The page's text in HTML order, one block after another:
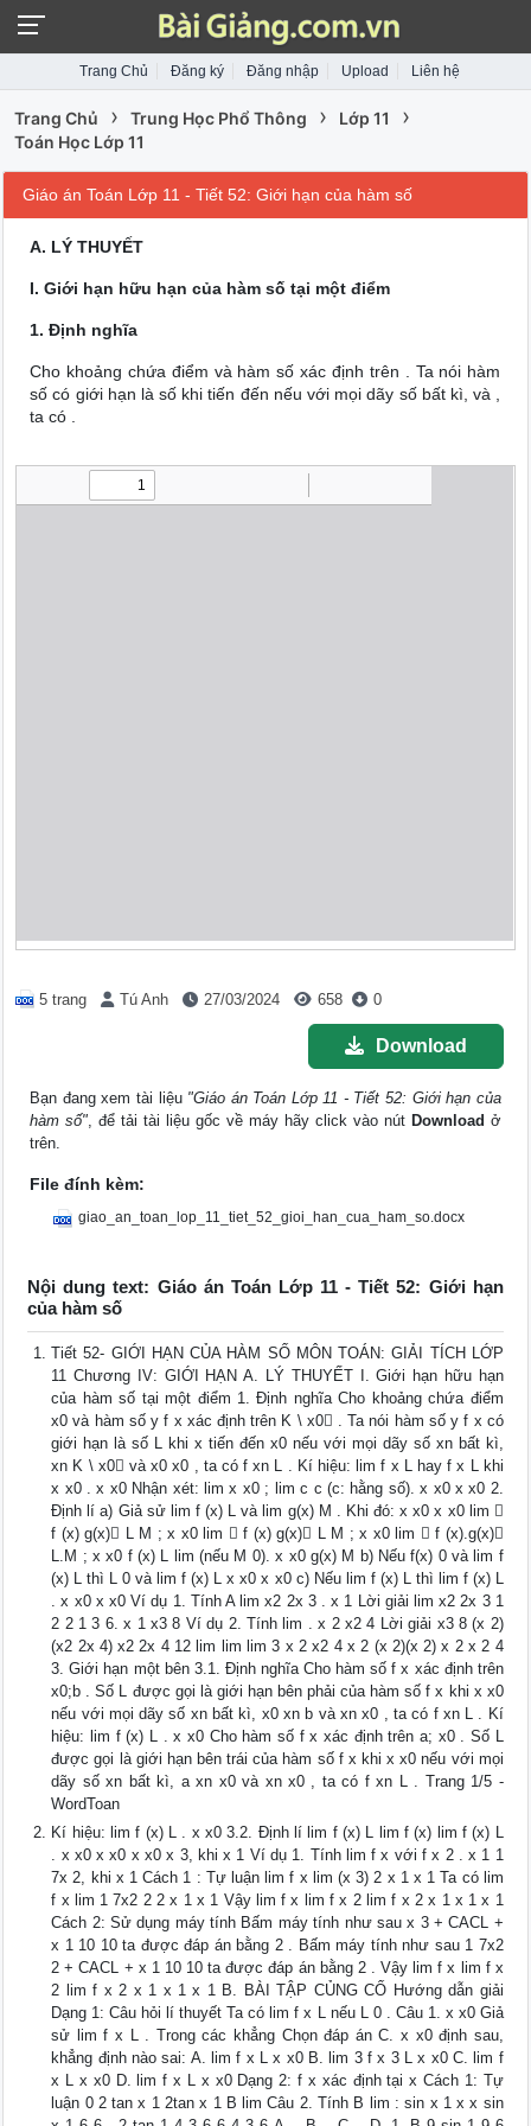
Trang Chủ Đăng ký Đăng nhập Upload Liên hệ
Trang Chủ › Trung Học Phổ Thông › Lớp 11 ›
Toán Học Lớp 11
Giáo án Toán Lớp 11 - Tiết 52: Giới hạn của hàm số
A. LÝ THUYẾT
I. Giới hạn hữu hạn của hàm số tại một điểm
1. Định nghĩa
Cho khoảng chứa điểm và hàm số xác định trên . Ta nói hàm
số có giới hạn là số khi tiến đến nếu với mọi dãy số bất kì, và ,
ta có .
5 trang Tú Anh 27/03/2024 658 0
Download
Bạn đang xem tài liệu "Giáo án Toán Lớp 11 - Tiết 52: Giới hạn của
hàm số", để tải tài liệu gốc về máy hãy click vào nút Download ở
trên.
File đính kèm:
giao_an_toan_lop_11_tiet_52_gioi_han_cua_ham_so.docx
Nội dung text: Giáo án Toán Lớp 11 - Tiết 52: Giới hạn
của hàm số
Tiết 52- GIỚI HẠN CỦA HÀM SỐ MÔN TOÁN: GIẢI TÍCH LỚP
11 Chương IV: GIỚI HẠN A. LÝ THUYẾT I. Giới hạn hữu hạn
của hàm số tại một điểm 1. Định nghĩa Cho khoảng chứa điểm
x0 và hàm số y f x xác định trên K \ x0 . Ta nói hàm số y f x có
giới hạn là số L khi x tiến đến x0 nếu với mọi dãy số xn bất kì,
xn K \ x0 và x0 x0 , ta có f xn L . Kí hiệu: lim f x L hay f x L khi
x x0 . x x0 Nhận xét: lim x x0 ; lim c c (c: hằng số). x x0 x x0 2.
Định lí a) Giả sử lim f (x) L và lim g(x) M . Khi đó: x x0 x x0 lim 
f (x) g(x) L M ; x x0 lim  f (x) g(x) L M ; x x0 lim  f (x).g(x)
L.M ; x x0 f (x) L lim (nếu M 0). x x0 g(x) M b) Nếu f(x) 0 và lim f
(x) L thì L 0 và lim f (x) L x x0 x x0 c) Nếu lim f (x) L thì lim f (x) L
. x x0 x x0 Ví dụ 1. Tính A lim x2 2x 3 . x 1 Lời giải lim x2 2x 3 1
2 2 1 3 6. x 1 x3 8 Ví dụ 2. Tính lim . x 2 x2 4 Lời giải x3 8 (x 2)
(x2 2x 4) x2 2x 4 12 lim lim lim 3 x 2 x2 4 x 2 (x 2)(x 2) x 2 x 2 4
3. Giới hạn một bên 3.1. Định nghĩa Cho hàm số f x xác định trên
x0;b . Số L được gọi là giới hạn bên phải của hàm số f x khi x x0
nếu với mọi dãy số xn bất kì, x0 xn b và xn x0 , ta có f xn L . Kí
hiệu: lim f (x) L . x x0 Cho hàm số f x xác định trên a; x0 . Số L
được gọi là giới hạn bên trái của hàm số f x khi x x0 nếu với mọi
dãy số xn bất kì, a xn x0 và xn x0 , ta có f xn L . Trang 1/5 -
WordToan
Kí hiệu: lim f (x) L . x x0 3.2. Định lí lim f (x) L lim f (x) lim f (x) L
. x x0 x x0 x x0 x 3, khi x 1 Ví dụ 1. Tính lim f x với f x 2 . x 1 1
7x 2, khi x 1 Cách 1 : Tự luận lim f x lim (x 3) 2 x 1 x 1 Ta có lim
f x lim 1 7x2 2 2 x 1 x 1 Vậy lim f x lim f x 2 lim f x 2 x 1 x 1 x 1
Cách 2: Sử dụng máy tính Bấm máy tính như sau x 3 + CACL +
x 1 10 10 ta được đáp án bằng 2 . Bấm máy tính như sau 1 7x2
2 + CACL + x 1 10 10 ta được đáp án bằng 2 . Vậy lim f x lim f x
2 lim f x 2 x 1 x 1 x 1 B. BÀI TẬP CỦNG CỐ Hướng dẫn giải
Dạng 1: Câu hỏi lí thuyết Ta có lim f x L nếu L 0 . Câu 1. x x0 Giả
sử lim f x L . Trong các khẳng Chọn đáp án C. x x0 định sau,
khẳng định nào sai: A. lim f x L x x0 B. lim 3 f x 3 L x x0 C. lim f
x L x x0 D. lim f x L x x0 Dạng 2: f x xác định tại x Cách 1: Tự
luận 0 2 tan x 1 2tan x 1 B lim Câu 2. Tính B lim : sin x 1 x x sin